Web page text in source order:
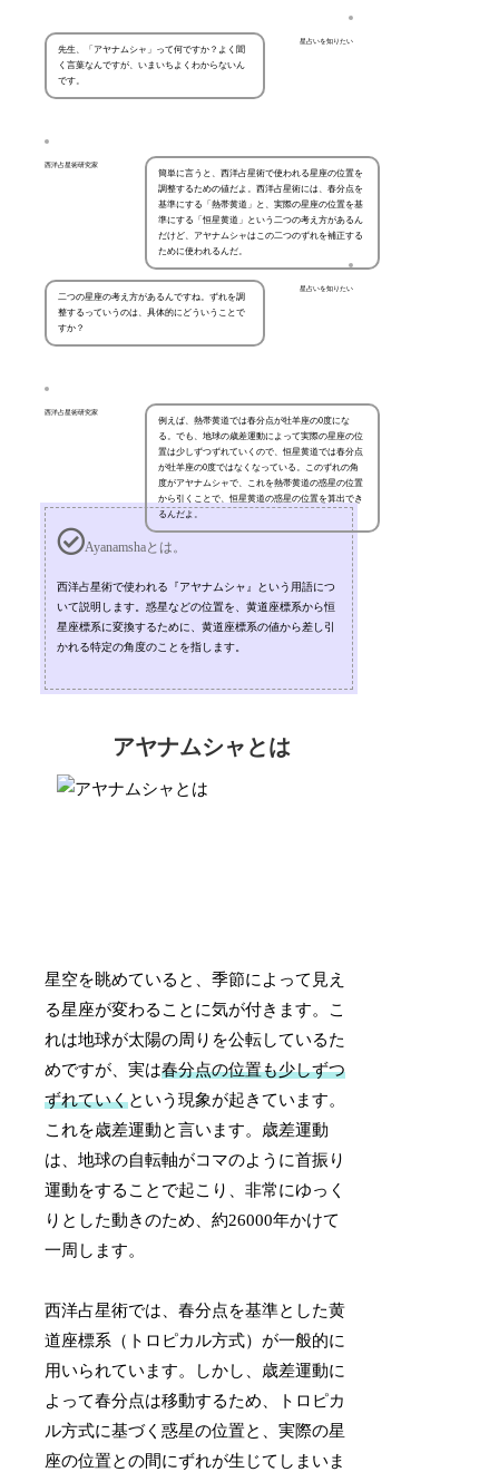
星占いを知りたい
先生、「アヤナムシャ」って何ですか？よく聞
く言葉なんですが、いまいちよくわからないん
です。
西洋占星術研究家
簡単に言うと、西洋占星術で使われる星座の位置を
調整するための値だよ。西洋占星術には、春分点を
基準にする「熱帯黄道」と、実際の星座の位置を基
準にする「恒星黄道」という二つの考え方があるん
だけど、アヤナムシャはこの二つのずれを補正する
ために使われるんだ。
星占いを知りたい
二つの星座の考え方があるんですね。ずれを調
整するっていうのは、具体的にどういうことで
すか？
西洋占星術研究家
例えば、熱帯黄道では春分点が牡羊座の0度にな
る。でも、地球の歳差運動によって実際の星座の位
置は少しずつずれていくので、恒星黄道では春分点
が牡羊座の0度ではなくなっている。このずれの角
度がアヤナムシャで、これを熱帯黄道の惑星の位置
から引くことで、恒星黄道の惑星の位置を算出でき
るんだよ。
Ayanamshaとは。
西洋占星術で使われる『アヤナムシャ』という用語につ
いて説明します。惑星などの位置を、黄道座標系から恒
星座標系に変換するために、黄道座標系の値から差し引
かれる特定の角度のことを指します。
アヤナムシャとは
星空を眺めていると、季節によって見え
る星座が変わることに気が付きます。こ
れは地球が太陽の周りを公転しているた
めですが、実は春分点の位置も少しずつ
ずれていくという現象が起きています。
これを歳差運動と言います。歳差運動
は、地球の自転軸がコマのように首振り
運動をすることで起こり、非常にゆっく
りとした動きのため、約26000年かけて
一周します。
西洋占星術では、春分点を基準とした黄
道座標系（トロピカル方式）が一般的に
用いられています。しかし、歳差運動に
よって春分点は移動するため、トロピカ
ル方式に基づく惑星の位置と、実際の星
座の位置との間にずれが生じてしまいま